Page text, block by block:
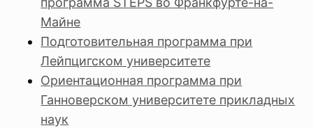
Майне
Подготовительная программа при
Лейпцигском университете
Ориентационная программа при
Ганноверском университете прикладных
наук